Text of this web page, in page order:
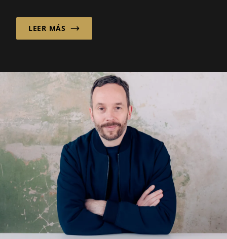
LEER MÁS